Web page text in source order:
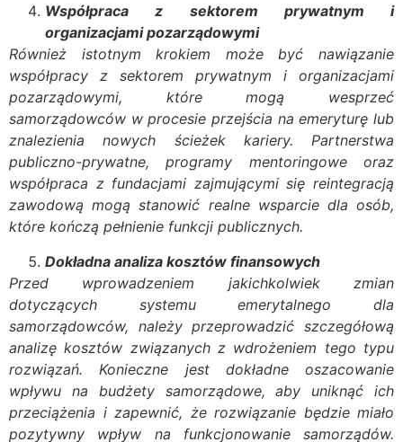
Współpraca z sektorem prywatnym i
organizacjami pozarządowymi
Również istotnym krokiem może być nawiązanie
współpracy z sektorem prywatnym i organizacjami
pozarządowymi, które mogą wesprzeć
samorządowców w procesie przejścia na emeryturę lub
znalezienia nowych ścieżek kariery. Partnerstwa
publiczno-prywatne, programy mentoringowe oraz
współpraca z fundacjami zajmującymi się reintegracją
zawodową mogą stanowić realne wsparcie dla osób,
które kończą pełnienie funkcji publicznych.
Dokładna analiza kosztów finansowych
Przed wprowadzeniem jakichkolwiek zmian
dotyczących systemu emerytalnego dla
samorządowców, należy przeprowadzić szczegółową
analizę kosztów związanych z wdrożeniem tego typu
rozwiązań. Konieczne jest dokładne oszacowanie
wpływu na budżety samorządowe, aby uniknąć ich
przeciążenia i zapewnić, że rozwiązanie będzie miało
pozytywny wpływ na funkcjonowanie samorządów.